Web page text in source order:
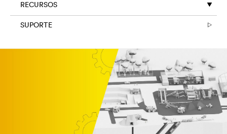
RECURSOS
SUPORTE